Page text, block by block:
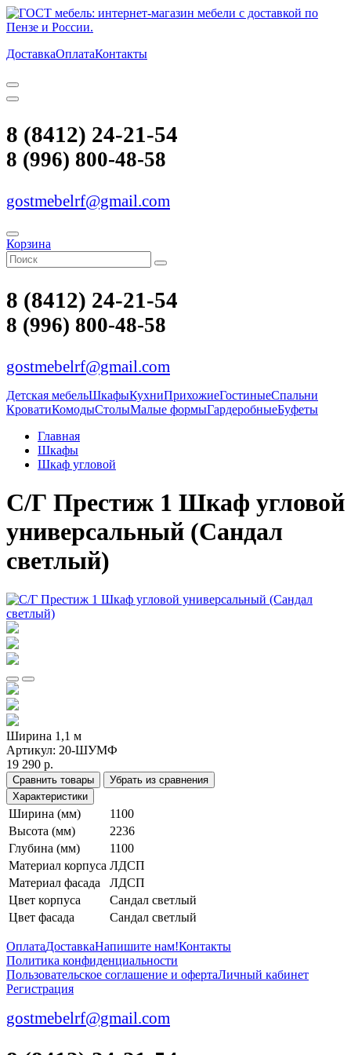
ДоставкаОплатаКонтакты
8 (8412) 24-21-54
8 (996) 800-48-58
gostmebelrf@gmail.com
Корзина
8 (8412) 24-21-54
8 (996) 800-48-58
gostmebelrf@gmail.com
Детская мебельШкафыКухниПрихожиеГостиныеСпальни
КроватиКомодыСтолыМалые формыГардеробныеБуфеты
Главная
Шкафы
Шкаф угловой
С/Г Престиж 1 Шкаф угловой
универсальный (Сандал
светлый)
Ширина 1,1 м
Артикул: 20-ШУМФ
19 290 р.
Сравнить товары
Убрать из сравнения
Характеристики
Ширина (мм)
1100
Высота (мм)
2236
Глубина (мм)
1100
Материал корпуса ЛДСП
Материал фасада
ЛДСП
Цвет корпуса
Сандал светлый
Цвет фасада
Сандал светлый
ОплатаДоставкаНапишите нам!Контакты
Политика конфиденциальности
Пользовательское соглашение и офертаЛичный кабинет
Регистрация
gostmebelrf@gmail.com